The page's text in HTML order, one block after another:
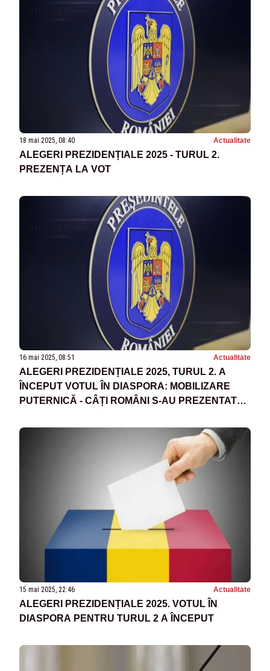
18 mai 2025, 08:40 Actualitate
ALEGERI PREZIDENȚIALE 2025 - TURUL 2.
PREZENȚA LA VOT
16 mai 2025, 08:51 Actualitate
ALEGERI PREZIDENȚIALE 2025, TURUL 2. A
ÎNCEPUT VOTUL ÎN DIASPORA: MOBILIZARE
PUTERNICĂ - CÂȚI ROMÂNI S-AU PREZENTAT
15 mai 2025, 22:46 Actualitate
ALEGERI PREZIDENȚIALE 2025. VOTUL ÎN
DIASPORA PENTRU TURUL 2 A ÎNCEPUT